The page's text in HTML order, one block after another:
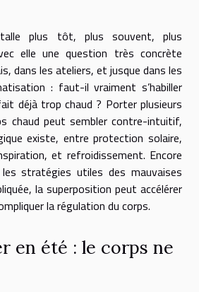
plus tôt, plus souvent, plus
elle une question très concrète
dans les ateliers, et jusque dans les
: faut-il vraiment s’habiller
déjà trop chaud ? Porter plusieurs
chaud peut sembler contre-intuitif,
existe, entre protection solaire,
et refroidissement. Encore
stratégies utiles des mauvaises
la superposition peut accélérer
la régulation du corps.
en été : le corps ne